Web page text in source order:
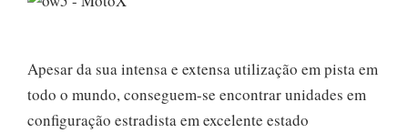
Apesar da sua intensa e extensa utilização em pista em
todo o mundo, conseguem-se encontrar unidades em
configuração estradista em excelente estado